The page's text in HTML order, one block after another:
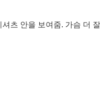
츠 안을 보여줌. 가슴 더